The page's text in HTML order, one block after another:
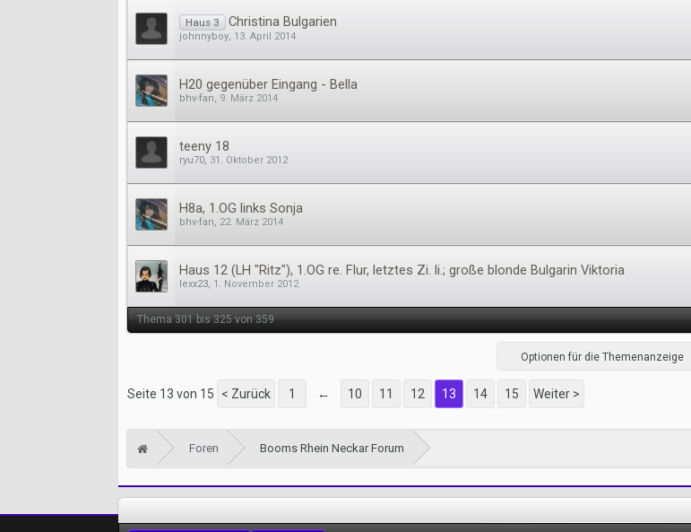
Haus 3 Christina Bulgarien
johnnyboy, 13. April 2014
H20 gegenüber Eingang - Bella
bhv-fan, 9. März 2014
teeny 18
ryu70, 31. Oktober 2012
H8a, 1.OG links Sonja
bhv-fan, 22. März 2014
Haus 12 (LH "Ritz"), 1.OG re. Flur, letztes Zi. li.; große blonde Bulgarin Viktoria
lexx23, 1. November 2012
Thema 301 bis 325 von 359
Optionen für die Themenanzeige
Seite 13 von 15 < Zurück 1 ← 10 11 12 13 14 15 Weiter >
Foren Booms Rhein Neckar Forum